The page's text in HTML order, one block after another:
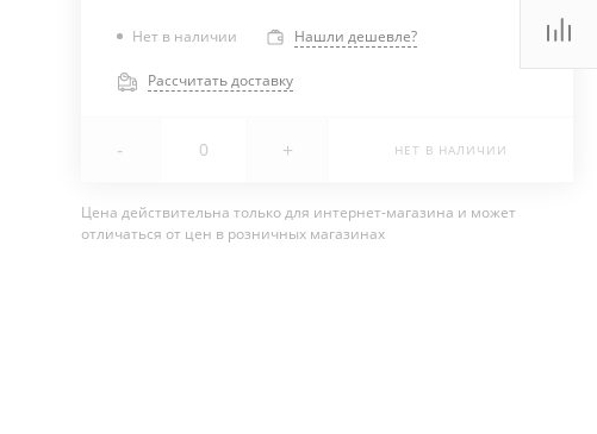
Нет в наличии Нашли дешевле?
Рассчитать доставку
- + НЕТ В НАЛИЧИИ
Цена действительна только для интернет-магазина и может
отличаться от цен в розничных магазинах